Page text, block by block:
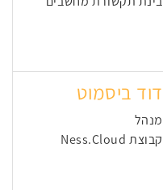
דוד ביסמוט
מנהל
קבוצת Ness.Cloud